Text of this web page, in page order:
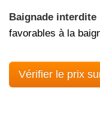
Baignade interdite
favorables à la
Vérifier le prix